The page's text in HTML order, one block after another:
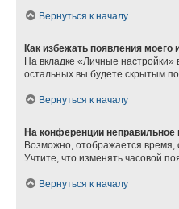
Вернуться к началу
Как избежать появления
На вкладке «Личные
остальных вы будете скрытым
Вернуться к началу
На конференции неправильное
Возможно, отображается время,
Учтите, что изменять часовой
Вернуться к началу